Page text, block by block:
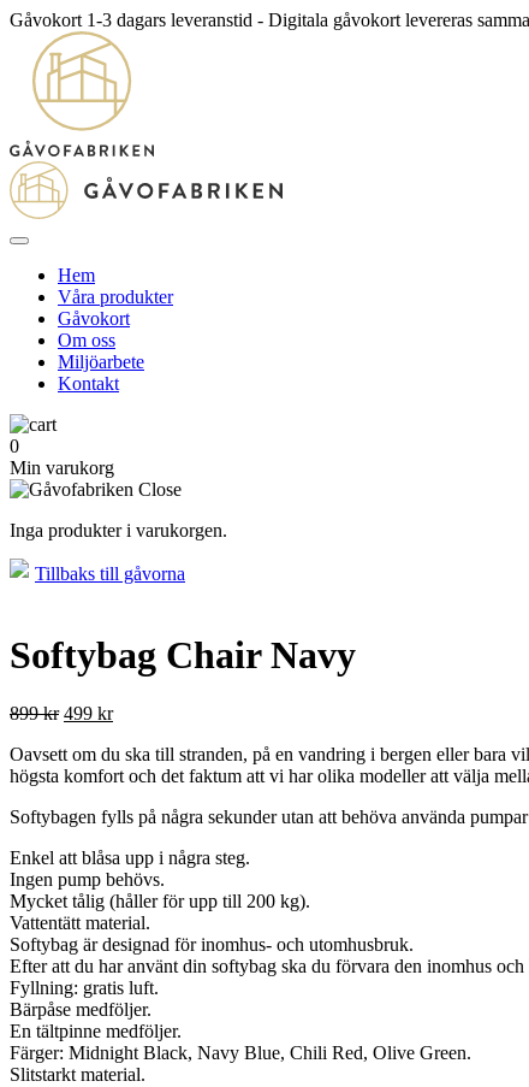
Gåvokort 1-3 dagars leveranstid - Digitala gåvokort levereras
Hem
Våra produkter
Gåvokort
Om oss
Miljöarbete
Kontakt
0
Min varukorg
Inga produkter i varukorgen.
Tillbaks till gåvorna
Softybag Chair Navy
899kr 499 kr
Oavsett om du ska till stranden, på en vandring i bergen eller
högsta komfort och det faktum att vi har olika modeller att välja
Softybagen fylls på några sekunder utan att behöva använda
Enkel att blåsa upp i några steg.
Ingen pump behövs.
Mycket tålig (håller för upp till 200 kg).
Vattentätt material.
Softybag är designad för inomhus- och utomhusbruk.
Efter att du har använt din softybag ska du förvara den inomhus
Fyllning: gratis luft.
Bärpåse medföljer.
En tältpinne medföljer.
Färger: Midnight Black, Navy Blue, Chili Red, Olive Green.
Slitstarkt material.